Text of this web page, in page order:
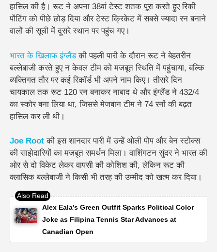
हासिल की है। रूट ने अपना 38वां टेस्ट शतक पूरा करते हुए रिकी
पोंटिंग को पीछे छोड़ दिया और टेस्ट क्रिकेट में सबसे ज्यादा रन बनाने
वालों की सूची में दूसरे स्थान पर पहुंच गए।
भारत के खिलाफ इंग्लैंडकी पहली पारी के दौरान रूट ने बेहतरीन
बल्लेबाजी करते हुए न केवल टीम को मजबूत स्थिति में पहुंचाया, बल्कि
व्यक्तिगत तौर पर कई रिकॉर्ड भी अपने नाम किए। तीसरे दिन
चायकाल तक रूट 120 रन बनाकर नाबाद थे और इंग्लैंड ने 432/4
का स्कोर बना लिया था, जिससे मेजबान टीम ने 74 रनों की बढ़त
हासिल कर ली थी।
Joe Root की इस शानदार पारी में उन्हें ओली पोप और बेन स्टोक्स
की साझेदारियों का मजबूत समर्थन मिला। वाशिंगटन सुंदर ने भारत की
ओर से दो विकेट लेकर वापसी की कोशिश की, लेकिन रूट की
क्लासिक बल्लेबाजी ने किसी भी तरह की उम्मीद को खत्म कर दिया।
Alex Eala’s Green Outfit Sparks Political Color
Joke as Filipina Tennis Star Advances at
Canadian Open